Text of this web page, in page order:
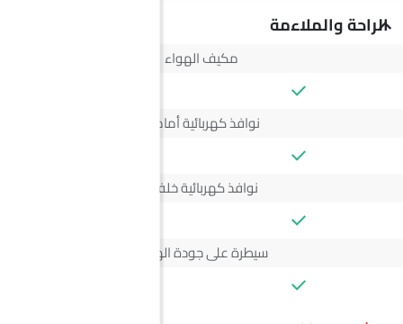
الراحة والملاءمة
مكيف الهواء
نوافذ كهربائية أمامية
نوافذ كهربائية خلفية
سيطرة على جودة الهواء